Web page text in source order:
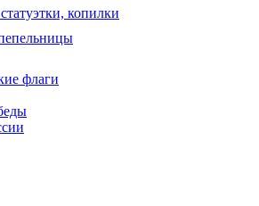
копилки
флаги